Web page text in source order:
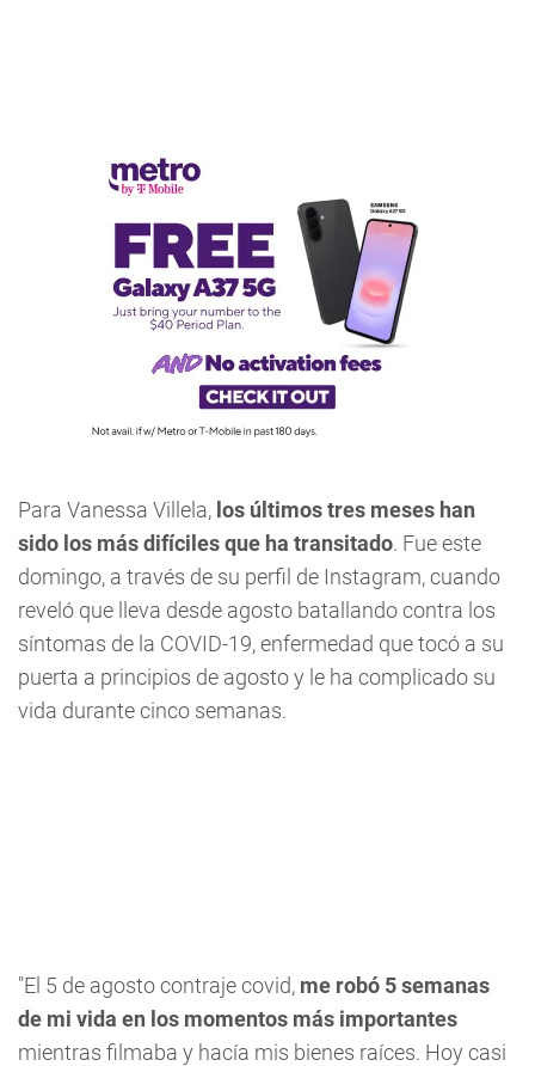
Para Vanessa Villela, los últimos tres meses han
sido los más difíciles que ha transitado. Fue este
domingo, a través de su perfil de Instagram, cuando
reveló que lleva desde agosto batallando contra los
síntomas de la COVID-19, enfermedad que tocó a su
puerta a principios de agosto y le ha complicado su
vida durante cinco semanas.
"El 5 de agosto contraje covid, me robó 5 semanas
de mi vida en los momentos más importantes
mientras filmaba y hacía mis bienes raíces. Hoy casi